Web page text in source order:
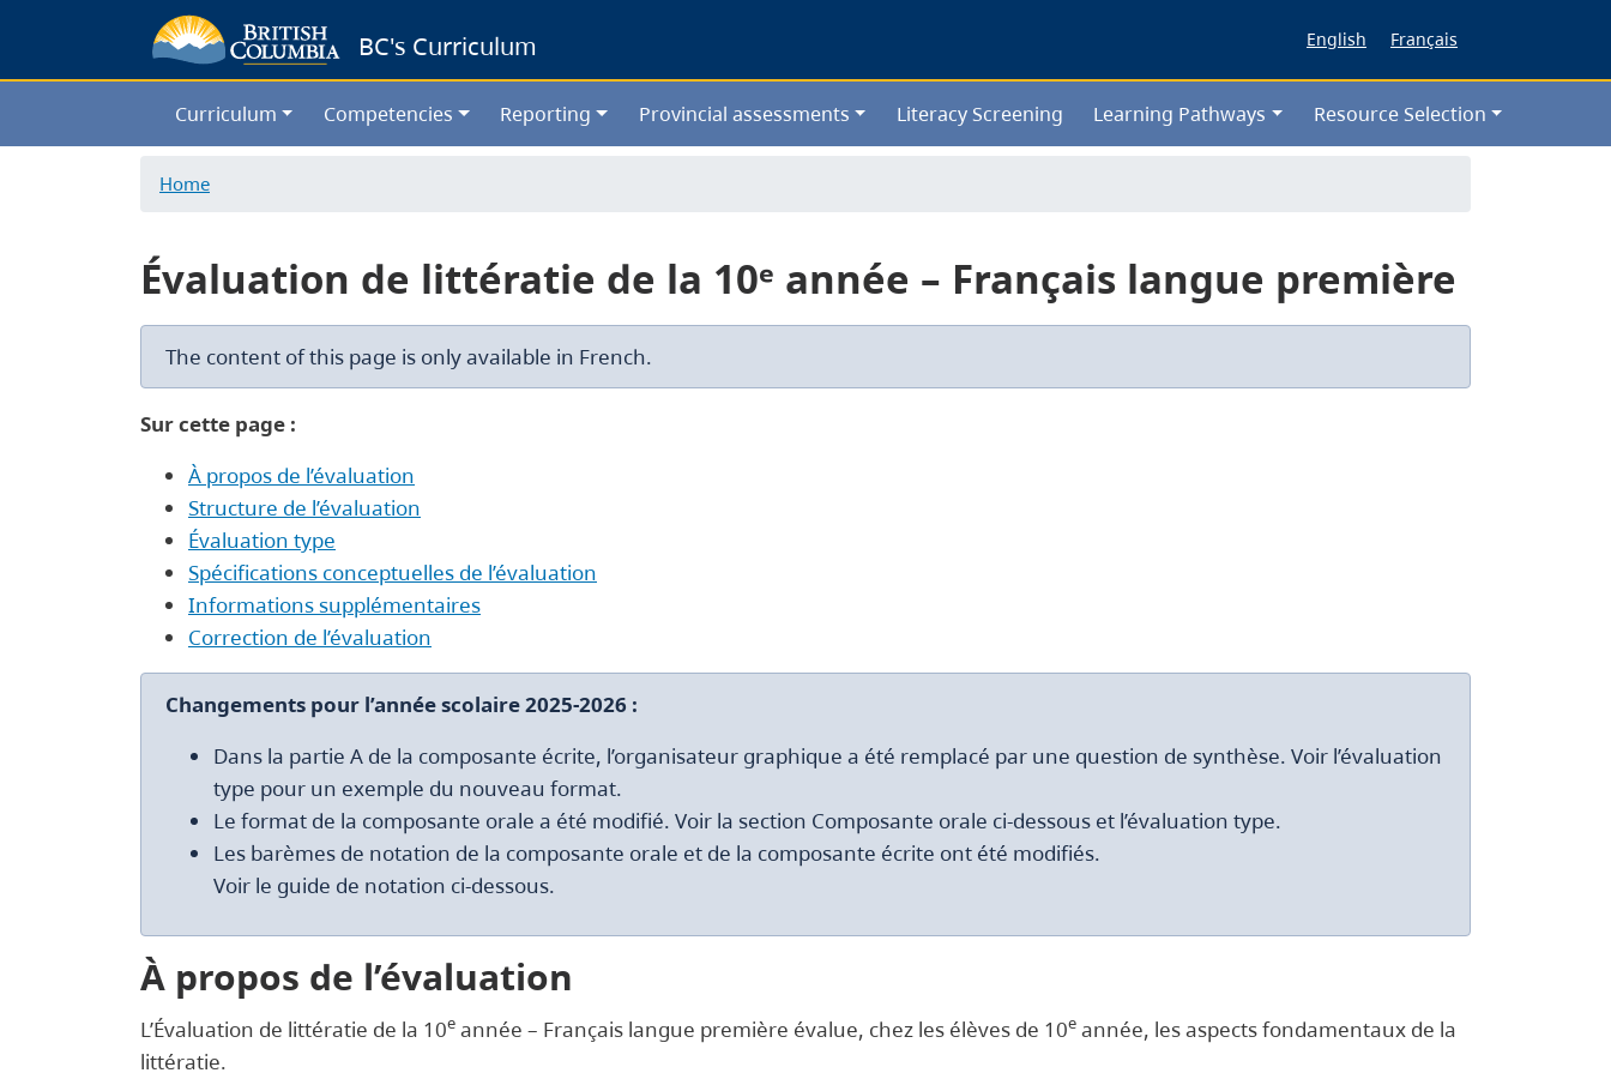
main
content
BC's Curriculum English Français
Curriculum Competencies Reporting Provincial assessments Literacy Screening Learning Pathways Resource Selection
Home
Évaluation de littératie de la 10ᵉ année – Français langue première
The content of this page is only available in French.
Sur cette page :
À propos de l’évaluation
Structure de l’évaluation
Évaluation type
Spécifications conceptuelles de l’évaluation
Informations supplémentaires
Correction de l’évaluation
Changements pour l’année scolaire 2025-2026 :
Dans la partie A de la composante écrite, l’organisateur graphique a été remplacé par une question de synthèse. Voir l’évaluation
type pour un exemple du nouveau format.
Le format de la composante orale a été modifié. Voir la section Composante orale ci-dessous et l’évaluation type.
Les barèmes de notation de la composante orale et de la composante écrite ont été modifiés.
Voir le guide de notation ci-dessous.
À propos de l’évaluation
L’Évaluation de littératie de la 10e année – Français langue première évalue, chez les élèves de 10e année, les aspects fondamentaux de la
littératie.